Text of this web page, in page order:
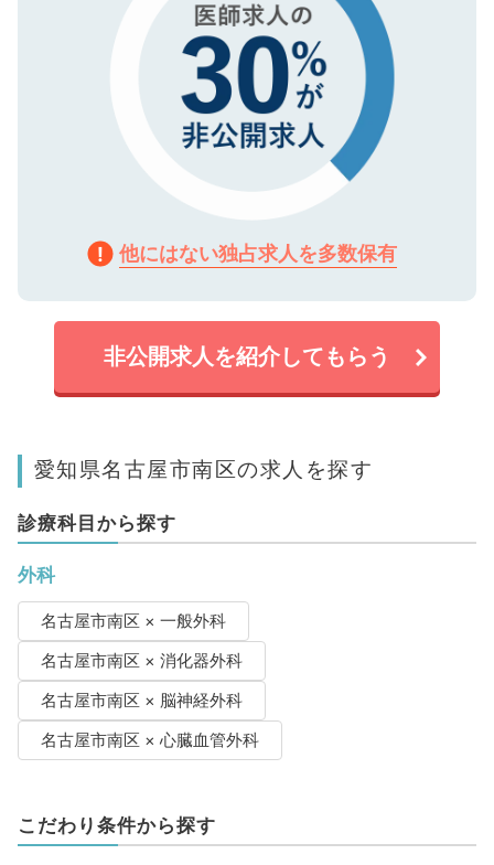
他にはない独占求人を多数保有
非公開求人を紹介してもらう
愛知県名古屋市南区の求人を探す
診療科目から探す
外科
名古屋市南区 × 一般外科
名古屋市南区 × 消化器外科
名古屋市南区 × 脳神経外科
名古屋市南区 × 心臓血管外科
こだわり条件から探す